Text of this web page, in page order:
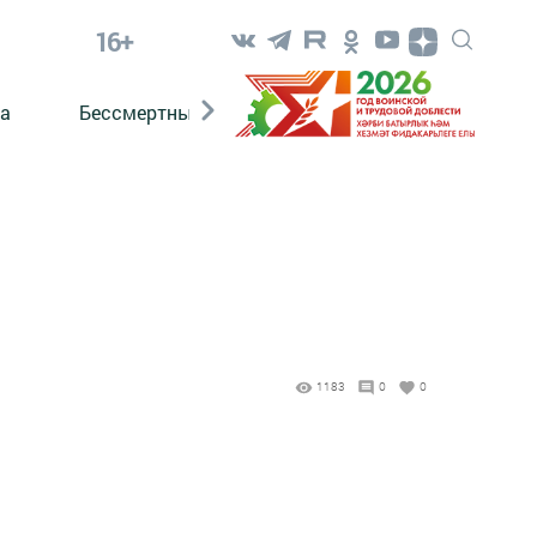
16+
Бессмертный полк. Кряшены
1183 0 0